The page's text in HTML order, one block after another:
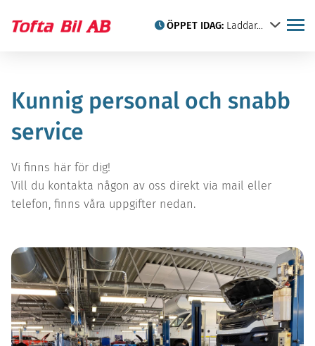
ÖPPET IDAG:Laddar...
Kristianstad
Privatleasing
Citroën
Taktält
Hyrbilar
Sälj din bil hos oss
Citroën-kortet
Skadeverkstad
Däckbyte, nya däck och
däckhotell i Kristianstad
Citroën historia
Kontakt
Kunnig personal och snabb
service
Vi finns här för dig!
Vill du kontakta någon av oss direkt via mail eller
telefon, finns våra uppgifter nedan.